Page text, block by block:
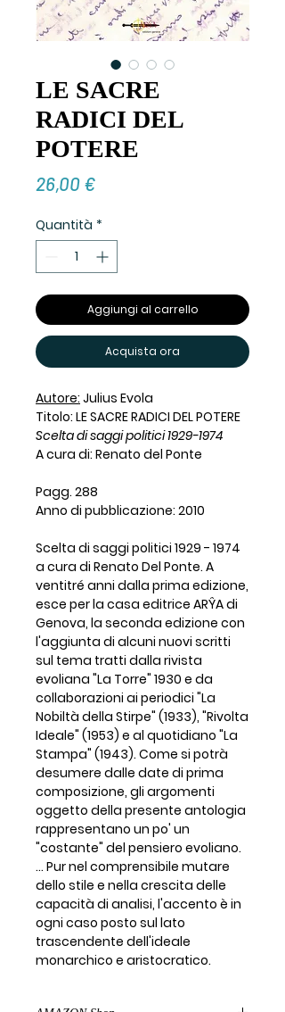
LE SACRE
RADICI DEL
POTERE
26,00 €Prezzo
Quantità *
Aggiungi al carrello
Acquista ora
Autore: Julius Evola
Titolo: LE SACRE RADICI DEL POTERE
Scelta di saggi politici 1929-1974
A cura di: Renato del Ponte
Pagg. 288
Anno di pubblicazione: 2010
Scelta di saggi politici 1929 - 1974
a cura di Renato Del Ponte. A
ventitré anni dalla prima edizione,
esce per la casa editrice ARŶA di
Genova, la seconda edizione con
l'aggiunta di alcuni nuovi scritti
sul tema tratti dalla rivista
evoliana "La Torre" 1930 e da
collaborazioni ai periodici "La
Nobiltà della Stirpe" (1933), "Rivolta
Ideale" (1953) e al quotidiano "La
Stampa" (1943). Come si potrà
desumere dalle date di prima
composizione, gli argomenti
oggetto della presente antologia
rappresentano un po' un
"costante" del pensiero evoliano.
... Pur nel comprensibile mutare
dello stile e nella crescita delle
capacità di analisi, l'accento è in
ogni caso posto sul lato
trascendente dell'ideale
monarchico e aristocratico.